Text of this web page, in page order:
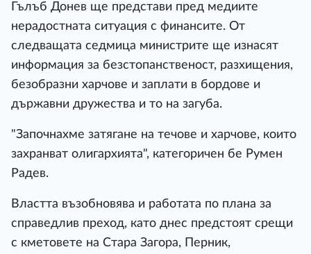
Гълъб Донев ще представи пред медиите
нерадостната ситуация с финансите. От
следващата седмица министрите ще изнасят
информация за безстопанственост, разхищения,
безобразни харчове и заплати в бордове и
държавни дружества и то на загуба.
"Започнахме затягане на течове и харчове, които
захранват олигархията", категоричен бе Румен
Радев.
Властта възобновява и работата по плана за
справедлив преход, като днес предстоят срещи
с кметовете на Стара Загора, Перник,